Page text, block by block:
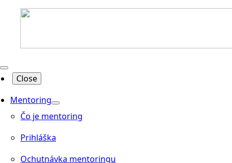
Close
Mentoring
Čo je mentoring
Prihláška
Ochutnávka mentoringu